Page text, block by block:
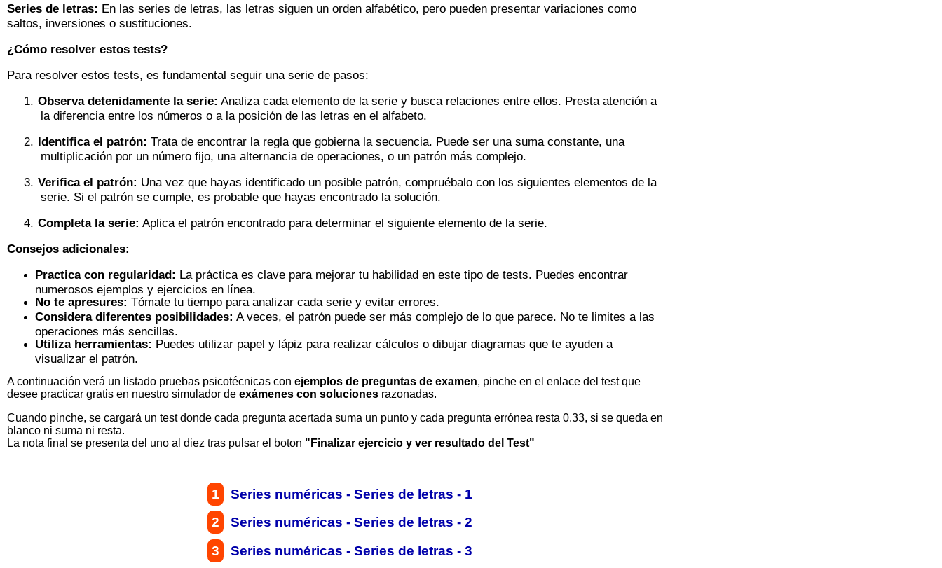
Series de letras: En las series de letras, las letras siguen un orden alfabético, pero pueden presentar variaciones como
saltos, inversiones o sustituciones.
¿Cómo resolver estos tests?
Para resolver estos tests, es fundamental seguir una serie de pasos:
1. Observa detenidamente la serie: Analiza cada elemento de la serie y busca relaciones entre ellos. Presta atención a
la diferencia entre los números o a la posición de las letras en el alfabeto.
2. Identifica el patrón: Trata de encontrar la regla que gobierna la secuencia. Puede ser una suma constante, una
multiplicación por un número fijo, una alternancia de operaciones, o un patrón más complejo.
3. Verifica el patrón: Una vez que hayas identificado un posible patrón, compruébalo con los siguientes elementos de la
serie. Si el patrón se cumple, es probable que hayas encontrado la solución.
4. Completa la serie: Aplica el patrón encontrado para determinar el siguiente elemento de la serie.
Consejos adicionales:
Practica con regularidad: La práctica es clave para mejorar tu habilidad en este tipo de tests. Puedes encontrar
numerosos ejemplos y ejercicios en línea.
No te apresures: Tómate tu tiempo para analizar cada serie y evitar errores.
Considera diferentes posibilidades: A veces, el patrón puede ser más complejo de lo que parece. No te limites a las
operaciones más sencillas.
Utiliza herramientas: Puedes utilizar papel y lápiz para realizar cálculos o dibujar diagramas que te ayuden a
visualizar el patrón.
A continuación verá un listado pruebas psicotécnicas con ejemplos de preguntas de examen, pinche en el enlace del test que
desee practicar gratis en nuestro simulador de exámenes con soluciones razonadas.
Cuando pinche, se cargará un test donde cada pregunta acertada suma un punto y cada pregunta errónea resta 0.33, si se queda en
blanco ni suma ni resta.
La nota final se presenta del uno al diez tras pulsar el boton "Finalizar ejercicio y ver resultado del Test"
1 Series numéricas - Series de letras - 1
2
Series numéricas - Series de letras -2
3
Series numéricas - Series de letras -3